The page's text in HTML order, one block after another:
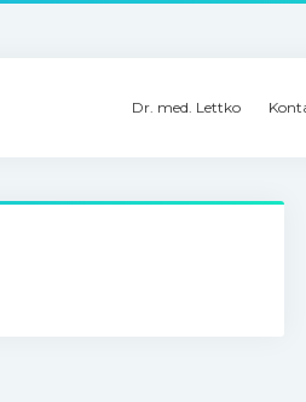
Dr. med. Lettko